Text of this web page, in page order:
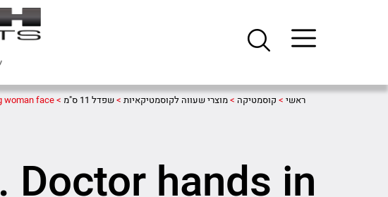
ראשי > קוסמטיקה >מוצרי שעווה לקוסמטיקאיות >שפדל 11 ס"מ >
woman face
hands in